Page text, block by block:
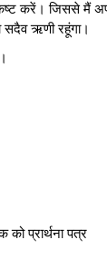
करें। जिससे मैं
सदैव ऋणी रहूंगा।